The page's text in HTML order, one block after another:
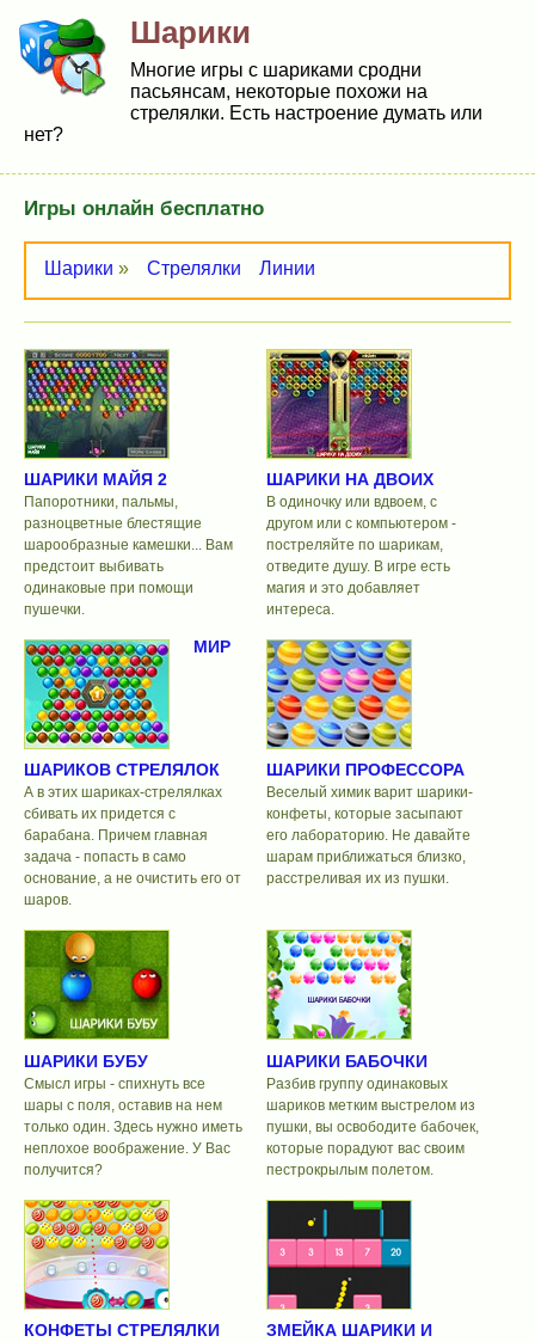
Шарики
Многие игры с шариками сродни
пасьянсам, некоторые похожи на
стрелялки. Есть настроение думать или
нет?
Игры онлайн бесплатно
Шарики » Стрелялки Линии
ШАРИКИ МАЙЯ 2
Папоротники, пальмы,
разноцветные блестящие
шарообразные камешки... Вам
предстоит выбивать
одинаковые при помощи
пушечки.
ШАРИКИ НА ДВОИХ
В одиночку или вдвоем, с
другом или с компьютером -
постреляйте по шарикам,
отведите душу. В игре есть
магия и это добавляет
интереса.
МИР
ШАРИКОВ СТРЕЛЯЛОК
А в этих шариках-стрелялках
сбивать их придется с
барабана. Причем главная
задача - попасть в само
основание, а не очистить его от
шаров.
ШАРИКИ ПРОФЕССОРА
Веселый химик варит шарики-
конфеты, которые засыпают
его лабораторию. Не давайте
шарам приближаться близко,
расстреливая их из пушки.
ШАРИКИ БУБУ
Смысл игры - спихнуть все
шары с поля, оставив на нем
только один. Здесь нужно иметь
неплохое воображение. У Вас
получится?
ШАРИКИ БАБОЧКИ
Разбив группу одинаковых
шариков метким выстрелом из
пушки, вы освободите бабочек,
которые порадуют вас своим
пестрокрылым полетом.
КОНФЕТЫ СТРЕЛЯЛКИ
ЗМЕЙКА ШАРИКИ И